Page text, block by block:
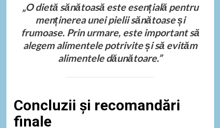
„O dietă sănătoasă este esențială pentru
menținerea unei pielii sănătoase și
frumoase. Prin urmare, este important să
alegem alimentele potrivite și să evităm
alimentele dăunătoare.”
Concluzii și recomandări
finale